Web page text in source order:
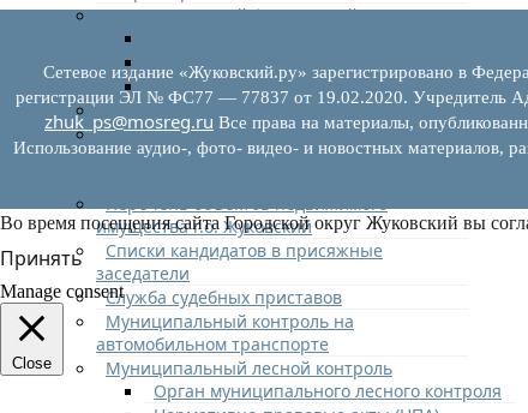
Муниципальный финансовый контроль
План работ
Отчеты
Муниципальный жилищный контроль
Реестр земельных участков с
неоформленными объектами недвижимого
имущества г.о. Жуковский
Списки кандидатов в присяжные
заседатели
Служба судебных приставов
Муниципальный контроль на
автомобильном транспорте
Муниципальный лесной контроль
Орган муниципального лесного контроля
Сетевое издание «Жуковский.ру» зарегистрировано в
регистрации ЭЛ № ФС77 — 77837 от 19.02.2020. Учредитель
zhuk_ps@mosreg.ru Все права на материалы,
Использование аудио-, фото- видео- и новостных материалов,
Во время посещения сайта Городской округ Жуковский вы
Принять
Manage consent
Close